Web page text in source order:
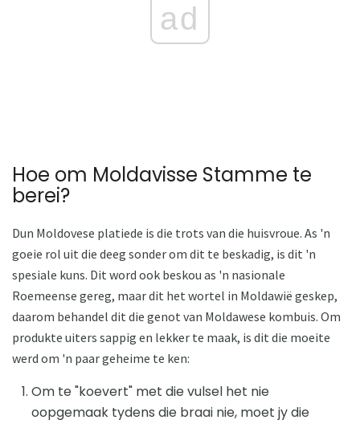
ad
Hoe om Moldavisse Stamme te
berei?
Dun Moldovese platiede is die trots van die huisvroue. As 'n
goeie rol uit die deeg sonder om dit te beskadig, is dit 'n
spesiale kuns. Dit word ook beskou as 'n nasionale
Roemeense gereg, maar dit het wortel in Moldawië geskep,
daarom behandel dit die genot van Moldawese kombuis. Om
produkte uiters sappig en lekker te maak, is dit die moeite
werd om 'n paar geheime te ken:
Om te "koevert" met die vulsel het nie
oopgemaak tydens die braai nie, moet jy die